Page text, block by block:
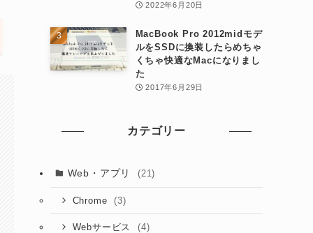
2022年6月20日
MacBook Pro 2012midモデ
ルをSSDに換装したらめちゃ
くちゃ快適なMacになりまし
た
2017年6月29日
カテゴリー
Web・アプリ (21)
Chrome (3)
Webサービス (4)